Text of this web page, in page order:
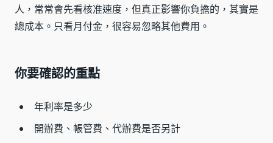
人，常常會先看核准速度，但真正影響你負擔的，其實是
總成本。只看月付金，很容易忽略其他費用。
你要確認的重點
年利率是多少
開辦費、帳管費、代辦費是否另計